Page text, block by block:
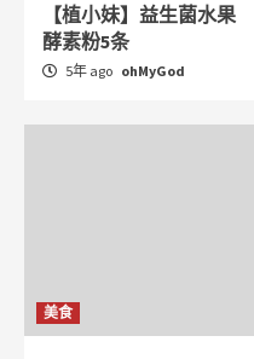
【植小妹】益生菌水果
酵素粉5条
5年 ago ohMyGod
美食